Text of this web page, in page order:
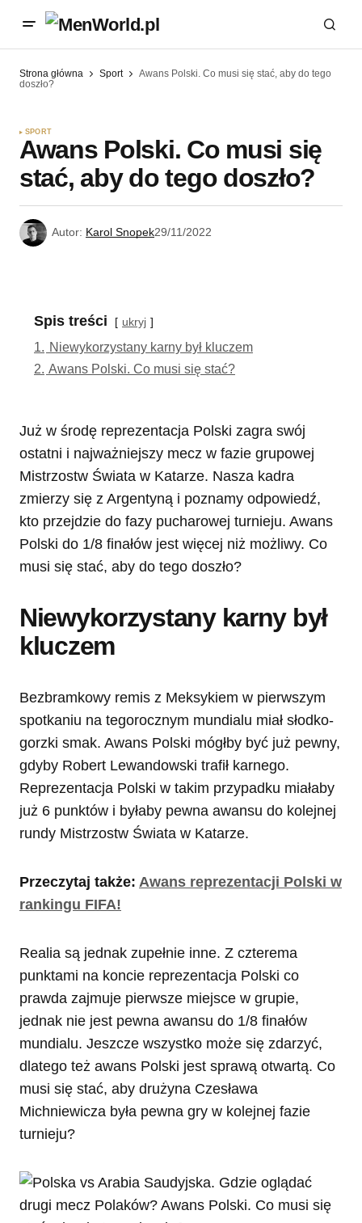
Strona główna Sport
Awans Polski. Co musi się stać, aby do tego
doszło?
SPORT
Awans Polski. Co musi się
stać, aby do tego doszło?
Autor: Karol Snopek29/11/2022
Spis treści ukryj
1. Niewykorzystany karny był kluczem
2. Awans Polski. Co musi się stać?
Już w środę reprezentacja Polski zagra swój
ostatni i najważniejszy mecz w fazie grupowej
Mistrzostw Świata w Katarze. Nasza kadra
zmierzy się z Argentyną i poznamy odpowiedź,
kto przejdzie do fazy pucharowej turnieju. Awans
Polski do 1/8 finałów jest więcej niż możliwy. Co
musi się stać, aby do tego doszło?
Niewykorzystany karny był
kluczem
Bezbramkowy remis z Meksykiem w pierwszym
spotkaniu na tegorocznym mundialu miał słodko-
gorzki smak. Awans Polski mógłby być już pewny,
gdyby Robert Lewandowski trafił karnego.
Reprezentacja Polski w takim przypadku miałaby
już 6 punktów i byłaby pewna awansu do kolejnej
rundy Mistrzostw Świata w Katarze.
Przeczytaj także: Awans reprezentacji Polski w
rankingu FIFA!
Realia są jednak zupełnie inne. Z czterema
punktami na koncie reprezentacja Polski co
prawda zajmuje pierwsze miejsce w grupie,
jednak nie jest pewna awansu do 1/8 finałów
mundialu. Jeszcze wszystko może się zdarzyć,
dlatego też awans Polski jest sprawą otwartą. Co
musi się stać, aby drużyna Czesława
Michniewicza była pewna gry w kolejnej fazie
turnieju?